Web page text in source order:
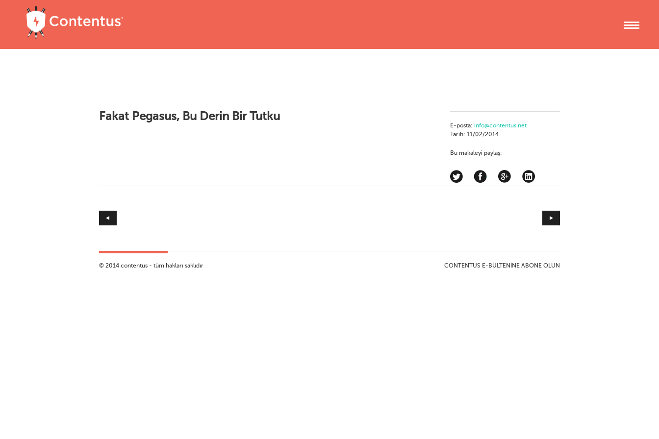
Fakat Pegasus, Bu Derin Bir Tutku
E-posta: info@contentus.net
Tarih: 11/02/2014
Bu makaleyi paylaş:
CONTENTUS E-BÜLTENINE ABONE OLUN
© 2014 contentus - tüm hakları saklıdır